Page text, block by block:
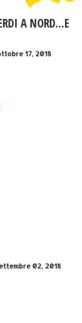
A NORD...E
17, 2018
02, 2018